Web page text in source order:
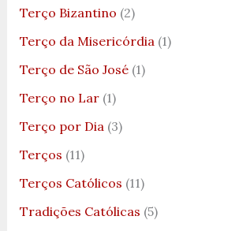
Terço Bizantino (2)
Terço da Misericórdia(1)
Terço de São José(1)
Terço no Lar(1)
Terço por Dia(3)
Terços (11)
Terços Católicos (11)
Tradições Católicas (5)